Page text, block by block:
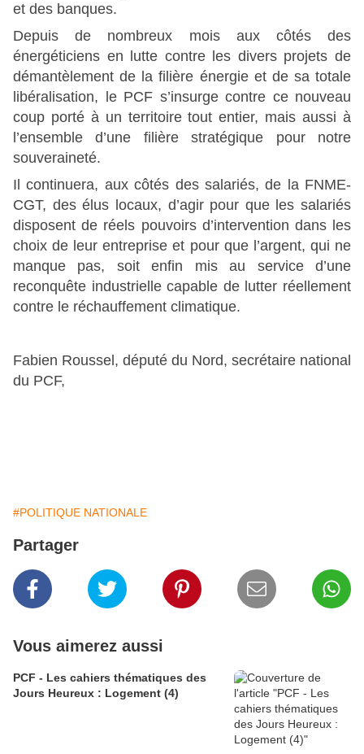
et des banques.
Depuis de nombreux mois aux côtés des
énergéticiens en lutte contre les divers projets de
démantèlement de la filière énergie et de sa totale
libéralisation, le PCF s’insurge contre ce nouveau
coup porté à un territoire tout entier, mais aussi à
l’ensemble d’une filière stratégique pour notre
souveraineté.
Il continuera, aux côtés des salariés, de la FNME-
CGT, des élus locaux, d’agir pour que les salariés
disposent de réels pouvoirs d’intervention dans les
choix de leur entreprise et pour que l’argent, qui ne
manque pas, soit enfin mis au service d’une
reconquête industrielle capable de lutter réellement
contre le réchauffement climatique.
Fabien Roussel, député du Nord, secrétaire national
du PCF,
#POLITIQUE NATIONALE
Partager
Vous aimerez aussi
PCF - Les cahiers thématiques des
Jours Heureux : Logement (4)